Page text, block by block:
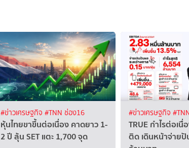
#ข่าวเศรษฐกิจ #TNN ช่อง16
หุ้นไทยขาขึ้นต่อเนื่อง คาดยาว 1-
2 ปี ลุ้น SET แตะ 1,700 จุด
#ข่าวเศรษฐกิจ
TRUE กำไรต่อเนื่
ติด เดินหน้าจ่าย